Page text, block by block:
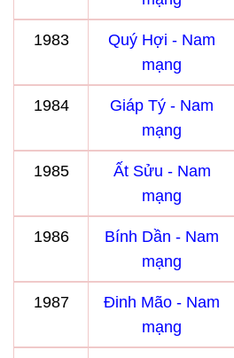
1983
Quý Hợi - Nam
mạng
1984
Giáp Tý - Nam
mạng
1985
Ất Sửu - Nam
mạng
1986
Bính Dần - Nam
mạng
1987
Đinh Mão - Nam
mạng